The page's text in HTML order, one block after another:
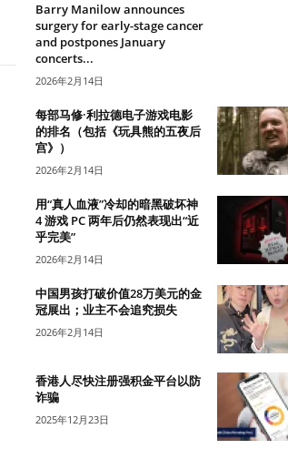
Barry Manilow announces
surgery for early-stage cancer
and postpones January
concerts...
2026年2月14日
每部马修·利拉德电子游戏电影
的排名（包括《玩具熊的五夜后
宫》）
2026年2月14日
用“真人血液”冷却的暗黑破坏神
4 游戏 PC 两年后仍然表现出“近
乎完美”
2026年2月14日
中国男孩打破价值28万美元的金
冠展出；业主不会追究损失
2026年2月14日
香港人尽快注册强积金平台以防
诈骗
2025年12月23日